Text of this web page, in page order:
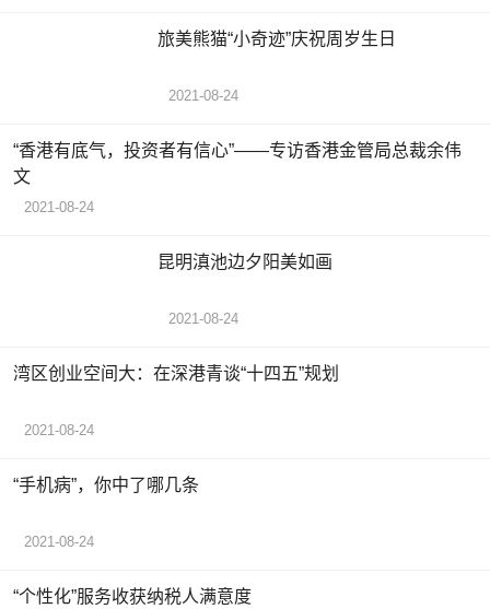
旅美熊猫“小奇迹”庆祝周岁生日
2021-08-24
“香港有底气，投资者有信心”——专访香港金管局总裁余伟
文
2021-08-24
昆明滇池边夕阳美如画
2021-08-24
湾区创业空间大：在深港青谈“十四五”规划
2021-08-24
“手机病”，你中了哪几条
2021-08-24
“个性化”服务收获纳税人满意度